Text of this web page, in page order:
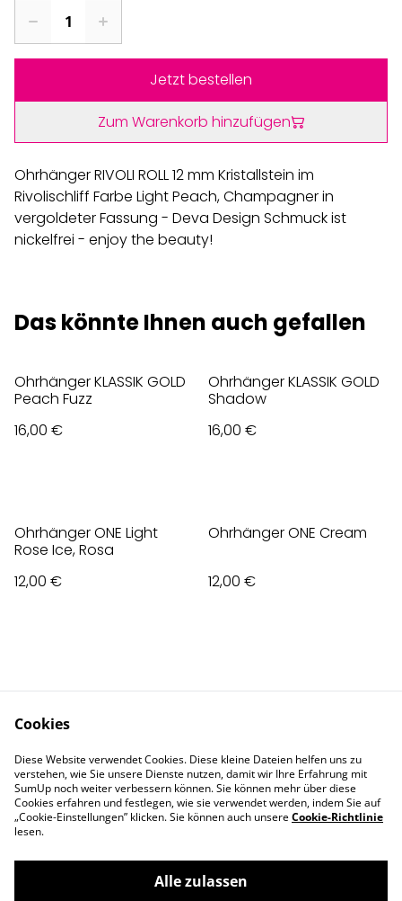
Jetzt bestellen
Zum Warenkorb hinzufügen
Ohrhänger RIVOLI ROLL 12 mm Kristallstein im
Rivolischliff Farbe Light Peach, Champagner in
vergoldeter Fassung - Deva Design Schmuck ist
nickelfrei - enjoy the beauty!
Das könnte Ihnen auch gefallen
Ohrhänger KLASSIK GOLD
Peach Fuzz
16,00 €
Ohrhänger KLASSIK GOLD
Shadow
16,00 €
Ohrhänger ONE Light
Rose Ice, Rosa
12,00 €
Ohrhänger ONE Cream
12,00 €
Privacy Policy
Cookie Policy
Impressum
Cookies
Diese Website verwendet Cookies. Diese kleine Dateien helfen uns zu
verstehen, wie Sie unsere Dienste nutzen, damit wir Ihre Erfahrung mit
SumUp noch weiter verbessern können. Sie können mehr über diese
Cookies erfahren und festlegen, wie sie verwendet werden, indem Sie auf
„Cookie-Einstellungen” klicken. Sie können auch unsereCookie-Richtlinie
lesen.
Alle zulassen